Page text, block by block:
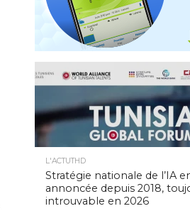
L'ACTUTHD
Stratégie nationale de l’IA
annoncée depuis 2018,
introuvable en 2026